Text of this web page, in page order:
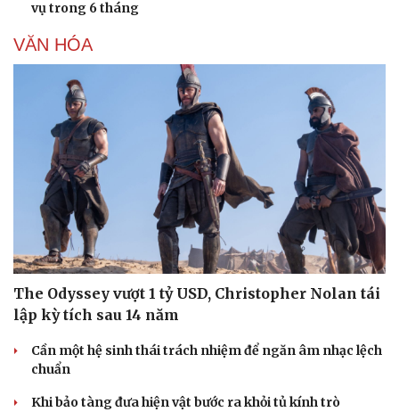
vụ trong 6 tháng
VĂN HÓA
The Odyssey vượt 1 tỷ USD, Christopher Nolan tái
lập kỳ tích sau 14 năm
Cần một hệ sinh thái trách nhiệm để ngăn âm nhạc lệch
chuẩn
Khi bảo tàng đưa hiện vật bước ra khỏi tủ kính trò